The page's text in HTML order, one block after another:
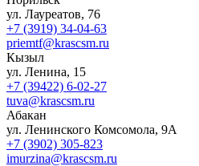
ул. Лауреатов, 76
+7 (3919) 34-04-63
priemtf@krascsm.ru
Кызыл
ул. Ленина, 15
+7 (39422) 6-02-27
tuva@krascsm.ru
Абакан
ул. Ленинского Комсомола, 9А
+7 (3902) 305-823
imurzina@krascsm.ru